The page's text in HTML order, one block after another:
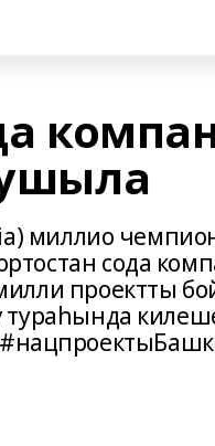
миллио
сода
проектты
тураһында